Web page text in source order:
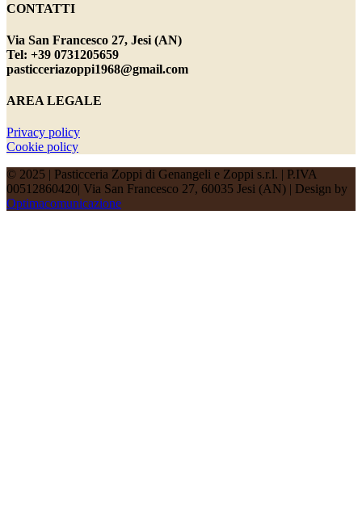
CONTATTI
Via San Francesco 27, Jesi (AN)
Tel: +39 0731205659
pasticceriazoppi1968@gmail.com
AREA LEGALE
Privacy policy
Cookie policy
© 2025 | Pasticceria Zoppi di Genangeli e Zoppi s.r.l. | P.IVA
00512860420| Via San Francesco 27, 60035 Jesi (AN) | Design by
Optimacomunicazione